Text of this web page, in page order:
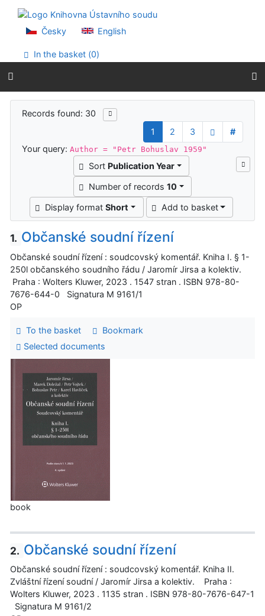
Go to menu
Accessibility declaration
Česky English
In the basket (0)
Search results
Records found: 30
1
2 3
#
Your query:Author = "Petr Bohuslav 1959"
Sort Publication Year
Number of records 10
Display formatShort Add to basket
1. Občanské soudní řízení
Občanské soudní řízení : soudcovský komentář. Kniha I. § 1-
250l občanského soudního řádu / Jaromír Jirsa a kolektiv.
Praha : Wolters Kluwer, 2023 . 1547 stran . ISBN 978-80-
7676-644-0 Signatura M 9161/1
OP
To the basket
Bookmark
Selected documents
book
2. Občanské soudní řízení
Občanské soudní řízení : soudcovský komentář. Kniha II.
Zvláštní řízení soudní / Jaromír Jirsa a kolektiv. Praha :
Wolters Kluwer, 2023 . 1135 stran . ISBN 978-80-7676-647-1
Signatura M 9161/2